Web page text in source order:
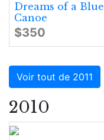
Dreams of a Blue
Canoe
$350
Voir tout de 2011
2010